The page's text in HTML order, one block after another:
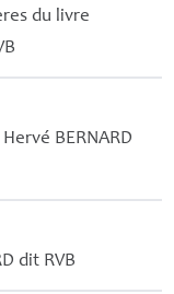
du livre
Hervé BERNARD
dit RVB